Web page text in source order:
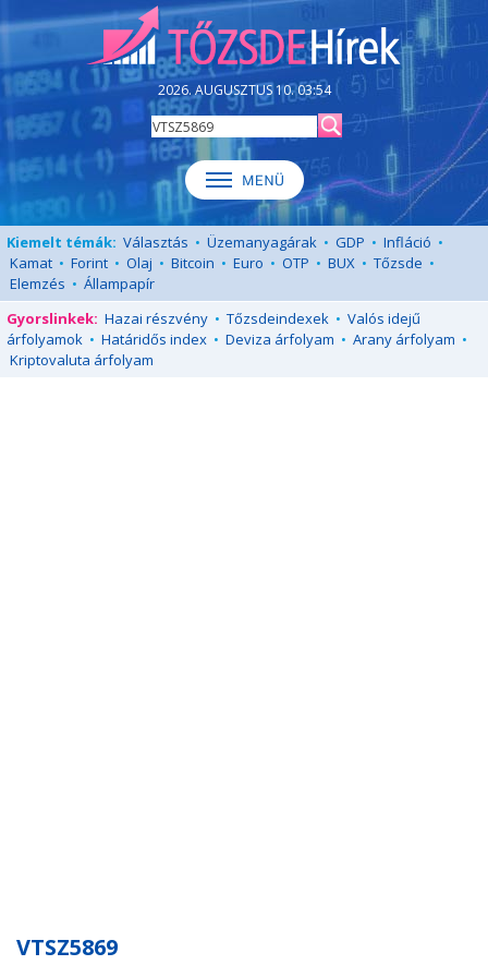
2026. AUGUSZTUS 10. 03:54
Kiemelt témák: Választás • Üzemanyagárak • GDP • Infláció •
Kamat • Forint • Olaj • Bitcoin • Euro • OTP • BUX • Tőzsde •
Elemzés • Állampapír
Gyorslinkek: Hazai részvény • Tőzsdeindexek • Valós idejű
árfolyamok • Határidős index • Deviza árfolyam • Arany árfolyam •
Kriptovaluta árfolyam
VTSZ5869